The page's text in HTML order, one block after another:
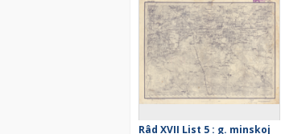
Râd XVII List 5 : g. minskoj